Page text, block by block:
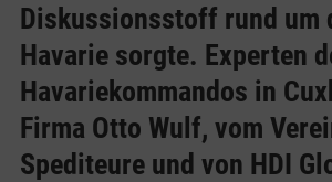
Diskussionsstoff rund um
Havarie sorgte. Experten
Havariekommandos in
Firma Otto Wulf, vom
Spediteure und von HDI